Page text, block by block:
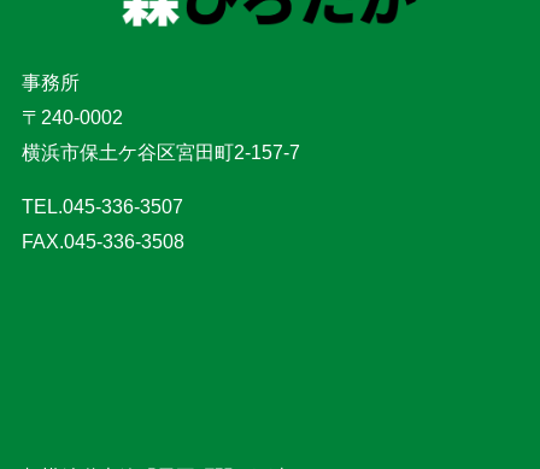
事務所
〒240-0002
横浜市保土ケ谷区宮田町2-157-7
TEL.045-336-3507
FAX.045-336-3508